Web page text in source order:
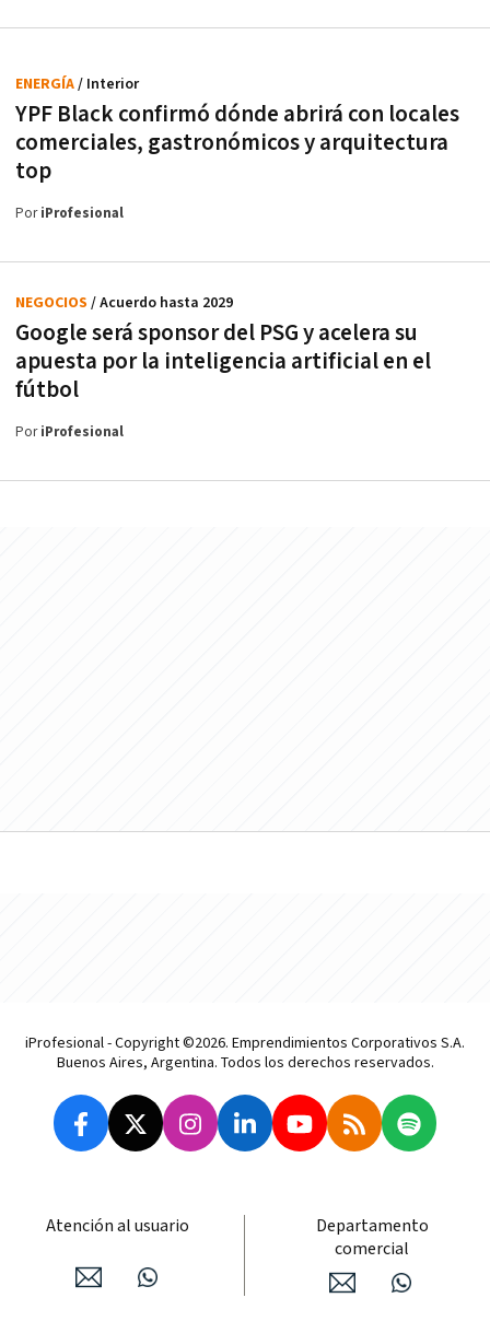
YPF Black confirmó dónde abrirá con locales
comerciales, gastronómicos y arquitectura
top
ENERGÍA/ Interior
PoriProfesional
Google será sponsor del PSG y acelera su
apuesta por la inteligencia artificial en el
fútbol
NEGOCIOS / Acuerdo hasta 2029
PoriProfesional
iProfesional - Copyright ©2026. Emprendimientos Corporativos S.A.
Buenos Aires, Argentina. Todos los derechos reservados.
Atención al usuario
Departamento
comercial